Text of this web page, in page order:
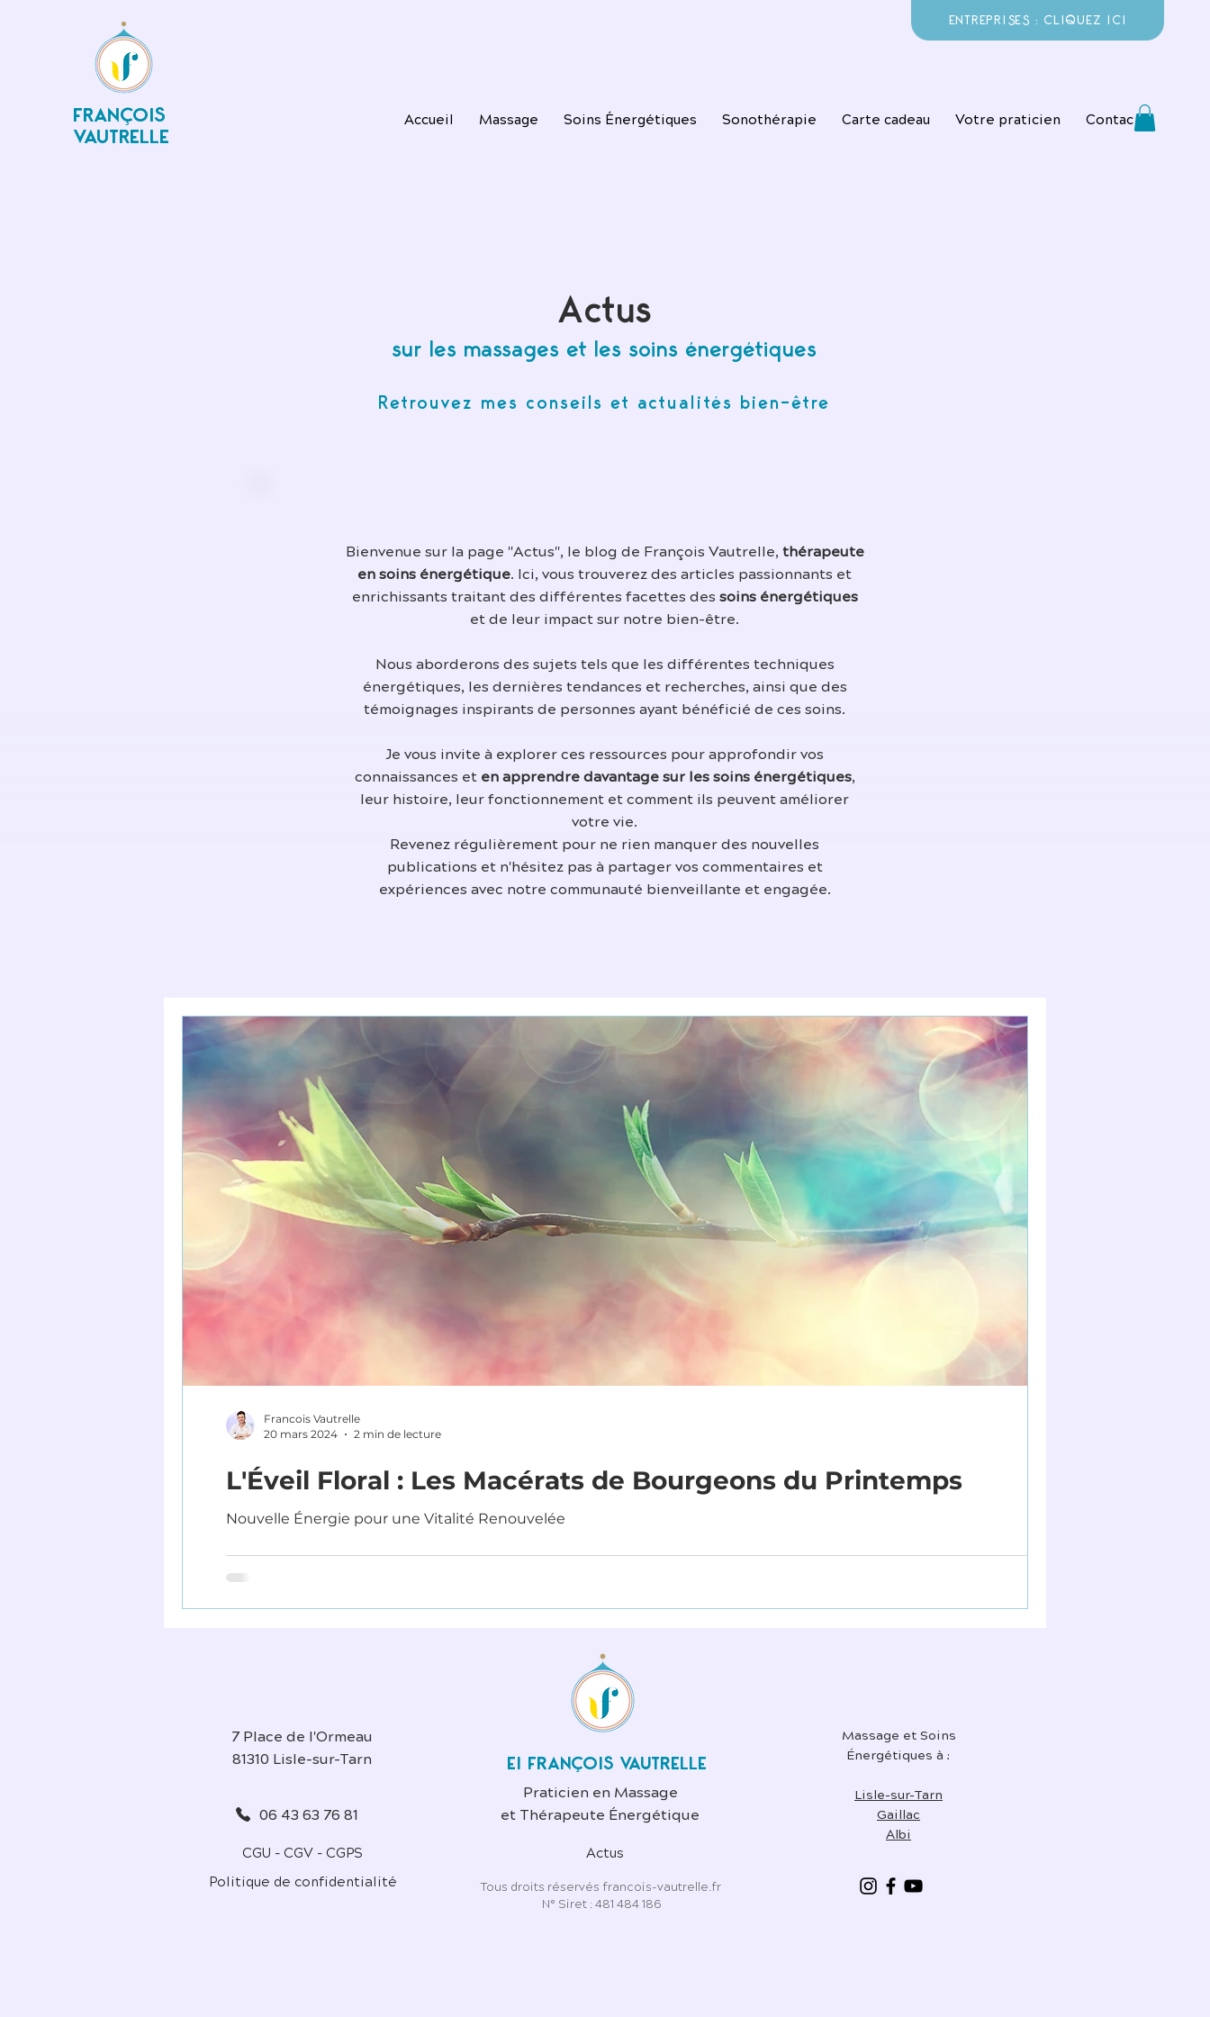
FRANÇOIS
VAUTRELLE
ENTREPRISES : CLIQUEZ ICI
Accueil Massage Soins Énergétiques Sonothérapie Carte cadeau Votre praticien Contact
Actus
sur les massages et les soins énergétiques
Retrouvez mes conseils et actualités bien-être
Bienvenue sur la page "Actus", le blog de François Vautrelle, thérapeute
en soins énergétique. Ici, vous trouverez des articles passionnants et
enrichissants traitant des différentes facettes des soins énergétiques
et de leur impact sur notre bien-être.
Nous aborderons des sujets tels que les différentes techniques
énergétiques, les dernières tendances et recherches, ainsi que des
témoignages inspirants de personnes ayant bénéficié de ces soins.
Je vous invite à explorer ces ressources pour approfondir vos
connaissances et en apprendre davantage sur les soins énergétiques,
leur histoire, leur fonctionnement et comment ils peuvent améliorer
votre vie.
Revenez régulièrement pour ne rien manquer des nouvelles
publications et n'hésitez pas à partager vos commentaires et
expériences avec notre communauté bienveillante et engagée.
L'Éveil Floral : Les Macérats de Bourgeons du Printemps
Nouvelle Énergie pour une Vitalité Renouvelée
Francois Vautrelle
20 mars 2024
2 min de lecture
7 Place de l'Ormeau
81310 Lisle-sur-Tarn
06 43 63 76 81
Politique de confidentialité
CGU - CGV - CGPS
EI FRANÇOIS VAUTRELLE
Praticien en Massage
et Thérapeute Énergétique
Actus
Tous droits réservés francois-vautrelle.fr
N° Siret : 481 484 186
Massage et Soins
Énergétiques à :
Lisle-sur-Tarn
Gaillac
Albi